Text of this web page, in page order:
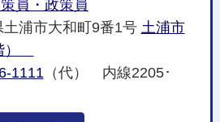
員・政策員
浦市大和町9番1号 土浦市
）
1111（代） 内線2205･